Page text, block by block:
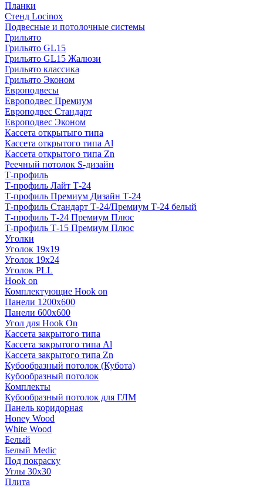
Планки
Стенд Locinox
Подвесные и потолочные системы
Грильято
Грильято GL15
Грильято GL15 Жалюзи
Грильято классика
Грильято Эконом
Европодвесы
Европодвес Премиум
Европодвес Стандарт
Европодвес Эконом
Кассета открытыго типа
Кассета открытого типа Al
Кассета открытого типа Zn
Реечный потолок S-дизайн
Т-профиль
Т-профиль Лайт Т-24
Т-профиль Премиум Дизайн Т-24
Т-профиль Стандарт Т-24/Премиум Т-24 белый
Т-профиль Т-24 Премиум Плюс
Т-профиль Т-15 Премиум Плюс
Уголки
Уголок 19х19
Уголок 19х24
Уголок PLL
Hook on
Комплектующие Hook on
Панели 1200х600
Панели 600х600
Угол для Hook On
Кассета закрытого типа
Кассета закрытого типа Al
Кассета закрытого типа Zn
Кубообразный потолок (Кубота)
Кубообразный потолок
Комплекты
Кубообразный потолок для ГЛМ
Панель коридорная
Honey Wood
White Wood
Белый
Белый Medic
Под покраску
Углы 30х30
Плита